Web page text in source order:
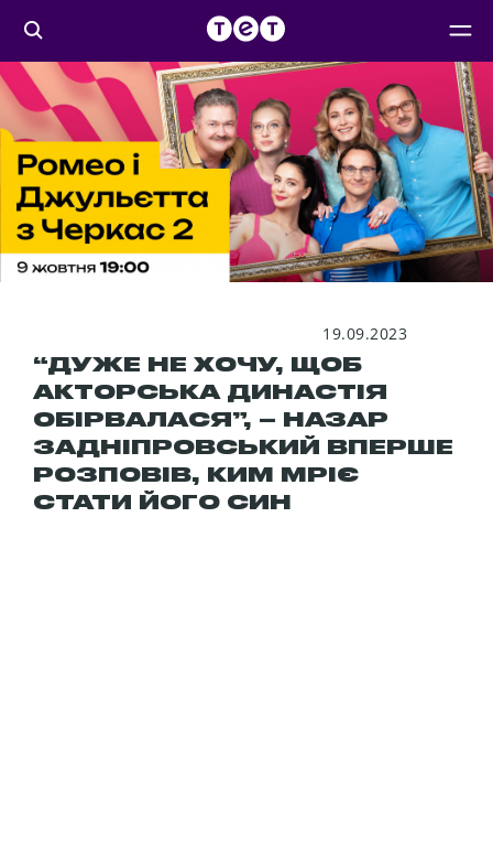
19.09.2023
“ДУЖЕ НЕ ХОЧУ, ЩОБ
АКТОРСЬКА ДИНАСТІЯ
ОБІРВАЛАСЯ”, – НАЗАР
ЗАДНІПРОВСЬКИЙ ВПЕРШЕ
РОЗПОВІВ, КИМ МРІЄ
СТАТИ ЙОГО СИН